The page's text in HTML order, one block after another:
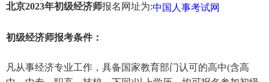
北京2023年初级经济师报名网址为:中国人事考试网
初级经济师报考条件：
凡从事经济专业工作，具备国家教育部门认可的高中(含高